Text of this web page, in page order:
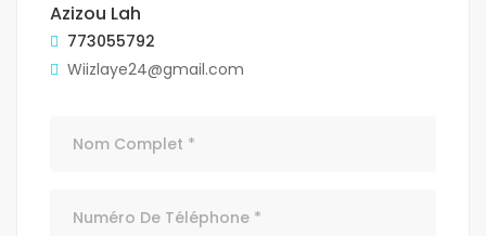
Azizou Lah
773055792
Wiizlaye24@gmail.com